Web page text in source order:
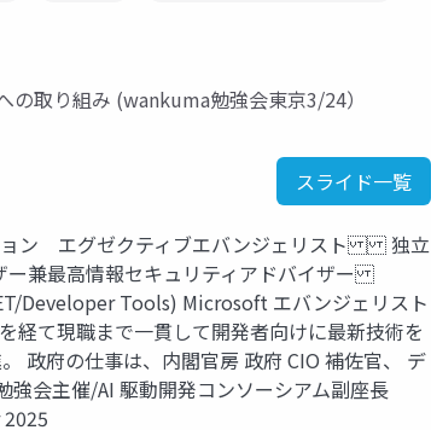
取り組み (wankuma勉強会東京3/24）
スライド一覧
ョン エグゼクティブエバンジェリスト 独立
兼最高情報セキュリティアドバイザー
Developer Tools) Microsoft エバンジェリスト
て現職まで一貫して開発者向けに最新技術を
政府の仕事は、内閣官房 政府 CIO 補佐官、 デ
強会主催/AI 駆動開発コンソーシアム副座長